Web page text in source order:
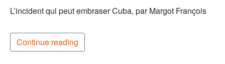
L’incident qui peut embraser Cuba, par Margot François
Continue reading